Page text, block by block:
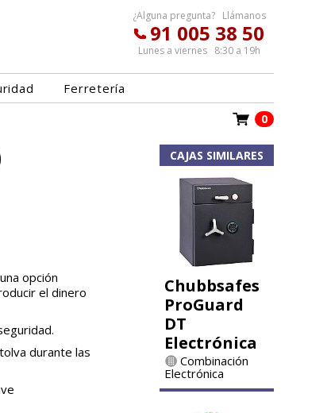
¿Alguna pregunta? Llámanos
91 005 38 50
Lunes a viernes 8:30 a 19h
Ferretería
0
opción
el dinero
durante las
CAJAS SIMILARES
Chubbsafes
ProGuard
DT
Electrónica
Combinación
Electrónica